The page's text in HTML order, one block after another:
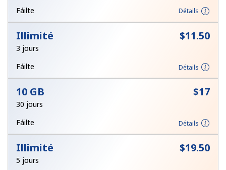
Conditions générales.
INSCRIVEZ-VOUS →
Fáilte
Détails
Illimité ⁦$11.50⁩
3 jours
Fáilte
Détails
10 GB ⁦$17⁩
30 jours
Fáilte
Détails
Illimité ⁦$19.50⁩
5 jours